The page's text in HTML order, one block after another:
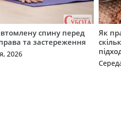
спину перед
та застереження
2026
Як